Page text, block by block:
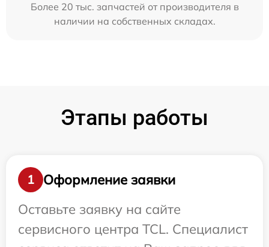
Более 20 тыс. запчастей от производителя в
наличии на собственных складах.
Этапы работы
1
Оформление заявки
Оставьте заявку на сайте
сервисного центра TCL. Специалист